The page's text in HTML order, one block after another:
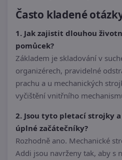
Často kladené
1. Jak zajistit dlouhou
pomůcek?
Základem je skladování v
organizérech, pravidelné
prachu a u mechanických
vyčištění vnitřního
2. Jsou tyto pletací strojky
úplné začátečníky?
Rozhodně ano. Mechanické
Addi jsou navrženy tak, aby s